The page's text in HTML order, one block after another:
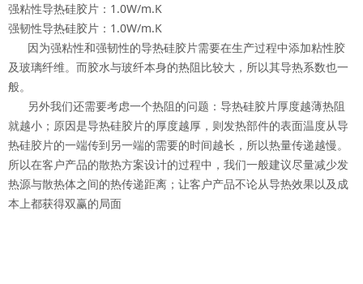
强粘性导热硅胶片：1.0W/m.K
强韧性导热硅胶片：1.0W/m.K
因为强粘性和强韧性的导热硅胶片需要在生产过程中添加粘性胶
及玻璃纤维。而胶水与玻纤本身的热阻比较大，所以其导热系数也一
般。
另外我们还需要考虑一个热阻的问题：导热硅胶片厚度越薄热阻
就越小；原因是导热硅胶片的厚度越厚，则发热部件的表面温度从导
热硅胶片的一端传到另一端的需要的时间越长，所以热量传递越慢。
所以在客户产品的散热方案设计的过程中，我们一般建议尽量减少发
热源与散热体之间的热传递距离；让客户产品不论从导热效果以及成
本上都获得双赢的局面